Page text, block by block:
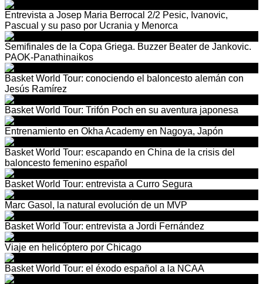
Entrevista a Josep Maria Berrocal 2/2 Pesic, Ivanovic,
Pascual y su paso por Ucrania y Menorca
Semifinales de la Copa Griega. Buzzer Beater de Jankovic.
PAOK-Panathinaikos
Basket World Tour: conociendo el baloncesto alemán con
Jesús Ramírez
Basket World Tour: Trifón Poch en su aventura japonesa
Entrenamiento en Okha Academy en Nagoya, Japón
Basket World Tour: escapando en China de la crisis del
baloncesto femenino español
Basket World Tour: entrevista a Curro Segura
Marc Gasol, la natural evolución de un MVP
Basket World Tour: entrevista a Jordi Fernández
Viaje en helicóptero por Chicago
Basket World Tour: el éxodo español a la NCAA